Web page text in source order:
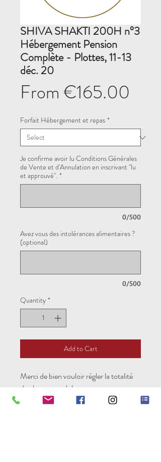
SHIVA SHAKTI 200H n°3
Hébergement Pension
Complète - Plottes, 11-13
déc. 20
From€165.00
Forfait Hébergement et repas *
Je confirme avoir lu Conditions Générales
de Vente et d'Annulation en inscrivant "lu
et approuvé". *
0/500
Avez vous des intolérances alimentaires ?
(optional)
0/500
Quantity *
Add to Cart
Merci de bien vouloir régler la totalité
de chaque module.